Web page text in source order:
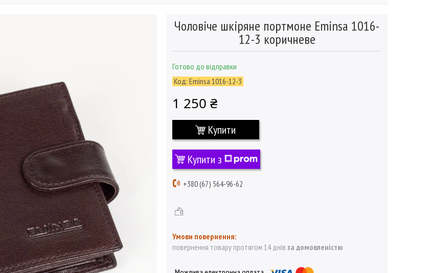
Чоловіче шкіряне портмоне Eminsa 1016-
12-3 коричневе
Готово до відправки
Код: Eminsa 1016-12-3
1 250 ₴
Купити
Купити з
+380 (67) 564-96-62
повернення товару протягом 14 днів за домовленістю